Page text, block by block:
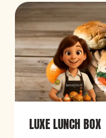
LUXE LUNCH BOX